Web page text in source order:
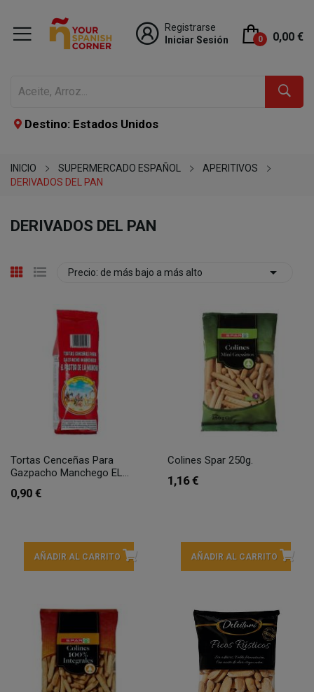
Registrarse
Iniciar Sesión
0 0,00 €
Destino: Estados Unidos
INICIO SUPERMERCADO ESPAÑOL
APERITIVOS
DERIVADOS DEL PAN
DERIVADOS DEL PAN
Precio: de más bajo a más alto 
Tortas Cenceñas Para
Gazpacho Manchego EL...
0,90 €
AÑADIR AL CARRITO
Colines Spar 250g.
1,16 €
AÑADIR AL CARRITO